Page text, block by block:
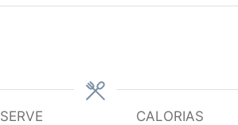
SERVE
CALORIAS